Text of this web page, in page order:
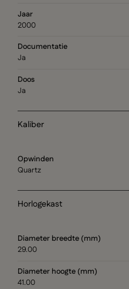
Jaar
2000
Documentatie
Ja
Doos
Ja
Kaliber
Opwinden
Quartz
Horlogekast
Diameter breedte (mm)
29.00
Diameter hoogte (mm)
41.00